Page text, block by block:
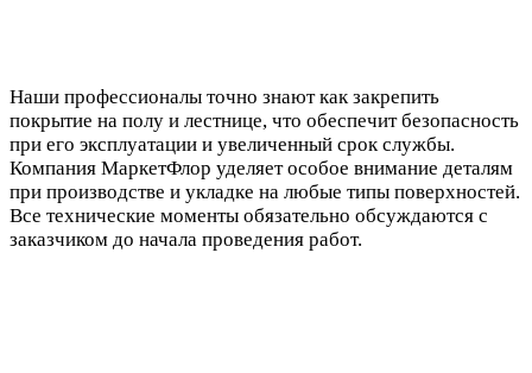
Наши профессионалы точно знают как закрепить
покрытие на полу и лестнице, что обеспечит безопасность
при его эксплуатации и увеличенный срок службы.
Компания МаркетФлор уделяет особое внимание деталям
при производстве и укладке на любые типы поверхностей.
Все технические моменты обязательно обсуждаются с
заказчиком до начала проведения работ.